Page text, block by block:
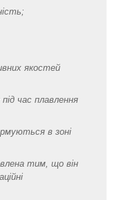
якостей
час плавлення
в зоні
тим, що він